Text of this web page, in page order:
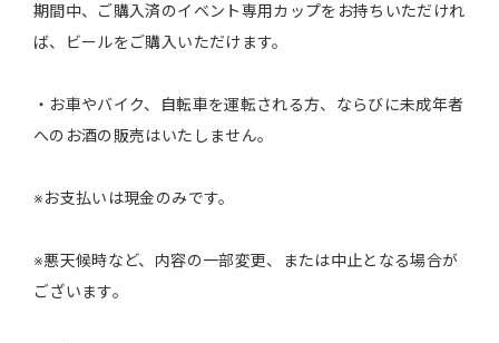
期間中、ご購入済のイベント専用カップをお持ちいただけれ
ば、ビールをご購入いただけます。
・お車やバイク、自転車を運転される方、ならびに未成年者
へのお酒の販売はいたしません。
※お支払いは現金のみです。
※悪天候時など、内容の一部変更、または中止となる場合が
ございます。